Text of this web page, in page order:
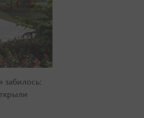
забилось: